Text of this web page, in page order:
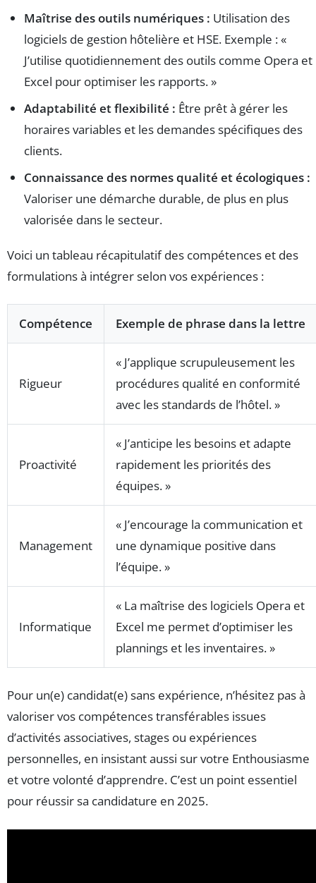
Maîtrise des outils numériques : Utilisation des
logiciels de gestion hôtelière et HSE. Exemple : «
J’utilise quotidiennement des outils comme Opera et
Excel pour optimiser les rapports. »
Adaptabilité et flexibilité : Être prêt à gérer les
horaires variables et les demandes spécifiques des
clients.
Connaissance des normes qualité et écologiques :
Valoriser une démarche durable, de plus en plus
valorisée dans le secteur.
Voici un tableau récapitulatif des compétences et des
formulations à intégrer selon vos expériences :
Compétence Exemple de phrase dans la lettre
Rigueur
« J’applique scrupuleusement les
procédures qualité en conformité
avec les standards de l’hôtel. »
Proactivité
« J’anticipe les besoins et adapte
rapidement les priorités des
équipes. »
Management
« J’encourage la communication et
une dynamique positive dans
l’équipe. »
Informatique
« La maîtrise des logiciels Opera et
Excel me permet d’optimiser les
plannings et les inventaires. »
Pour un(e) candidat(e) sans expérience, n’hésitez pas à
valoriser vos compétences transférables issues
d’activités associatives, stages ou expériences
personnelles, en insistant aussi sur votre Enthousiasme
et votre volonté d’apprendre. C’est un point essentiel
pour réussir sa candidature en 2025.